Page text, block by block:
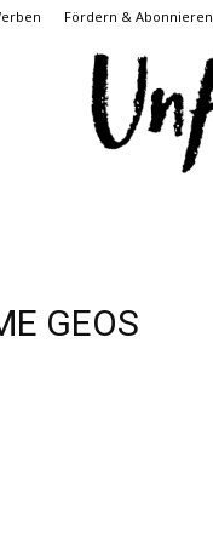
Fördern & Abonnieren
GEOS